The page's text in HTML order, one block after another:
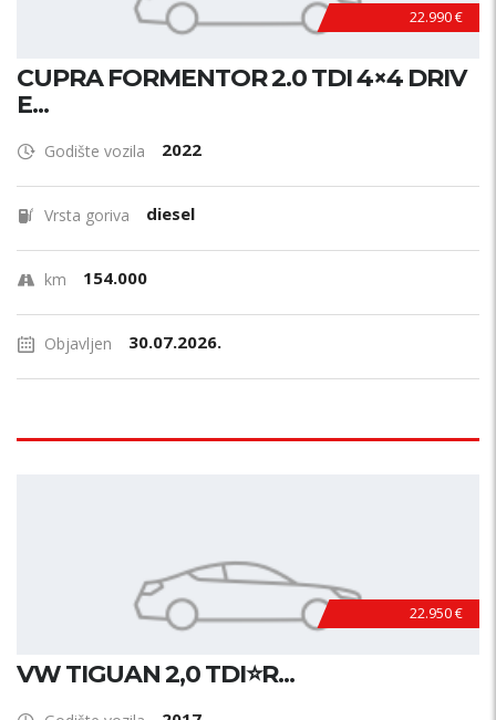
22.990 €
CUPRA FORMENTOR 2.0 TDI 4×4 DRIV
E...
Godište vozila 2022
Vrsta goriva diesel
km 154.000
Objavljen 30.07.2026.
22.950 €
VW TIGUAN 2,0 TDI⭐R...